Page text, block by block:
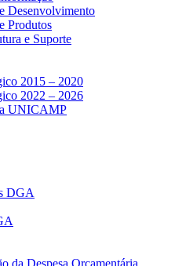
Desenvolvimento
Produtos
e Suporte
2015 – 2020
2022 – 2026
UNICAMP
DGA
da Despesa Orçamentária